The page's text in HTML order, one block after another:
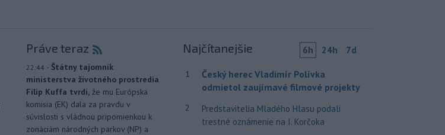
Práve teraz
22:44 - Štátny tajomník
ministerstva životného prostredia
Filip Kuffa tvrdí, že mu Európska
komisia (EK) dala za pravdu v
súvislosti s vládnou pripomienkou k
zonáciám národných parkov (NP) a
Najčítanejšie 6h 24h 7d
1
Český herec Vladimír Polívka
odmietol zaujímavé filmové projekty
2
Predstavitelia Mladého Hlasu podali
trestné oznámenie na I. Korčoka